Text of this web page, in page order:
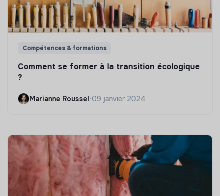
Compétences & formations
Comment se former à la transition écologique
?
Marianne Roussel•09 janvier 2024